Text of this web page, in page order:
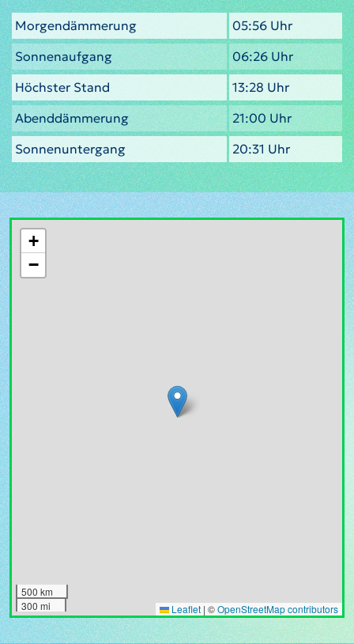
Morgendämmerung
05:56 Uhr
Sonnenaufgang
06:26 Uhr
Höchster Stand
13:28 Uhr
Abenddämmerung
21:00 Uhr
Sonnenuntergang
20:31 Uhr
+
−
500 km
300 mi
Leaflet | ©OpenStreetMap contributors